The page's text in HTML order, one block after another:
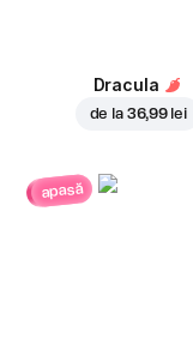
Dracula
de la 36,99 lei
apasă